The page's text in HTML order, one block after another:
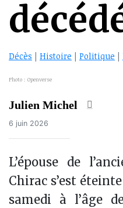
Décès | Histoire | Politique |
Photo : Openverse
Julien Michel
6 juin 2026
L’épouse de
Chirac s’est
samedi à l’âge